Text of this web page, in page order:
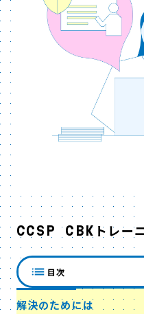
CCSP CBKトレー
解決のためには
目次